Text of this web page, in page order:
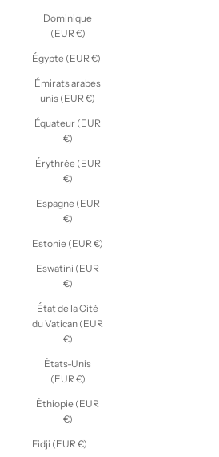
Dominique
(EUR €)
Égypte (EUR €)
Émirats arabes
unis (EUR €)
Équateur (EUR
€)
Érythrée (EUR
€)
Espagne (EUR
€)
Estonie (EUR €)
Eswatini (EUR
€)
État de la Cité
du Vatican (EUR
€)
États-Unis
(EUR €)
Éthiopie (EUR
€)
Fidji (EUR €)